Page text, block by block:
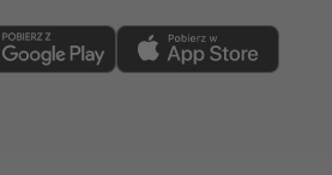
Dołącz teraz